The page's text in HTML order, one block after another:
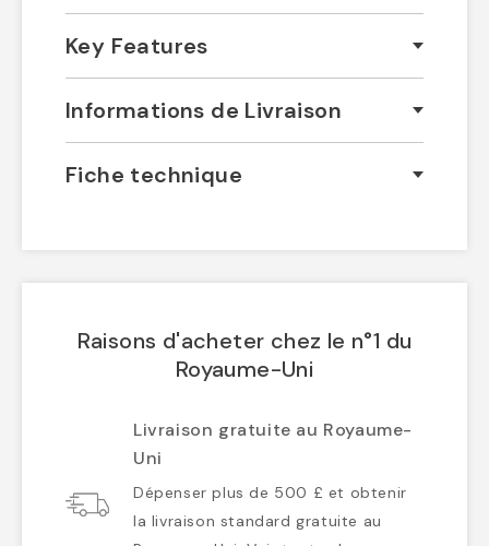
Key Features
Informations de Livraison
Fiche technique
Raisons d'acheter chez le n°1 du
Royaume-Uni
Livraison gratuite au Royaume-
Uni
Dépenser plus de 500 £ et obtenir
la livraison standard gratuite au